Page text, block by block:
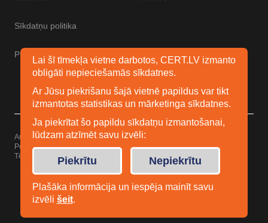
Sīkdatņu politika
Piekļūstamības paziņojums
Autortiesības © 2026 Esidrošs
Powered byWordPress
Tēma: Uku noElmastudio
Lai šī tīmekļa vietne darbotos, CERT.LV izmanto
obligāti nepieciešamās sīkdatnes.
Ar Jūsu piekrišanu šajā vietnē papildus var tikt
izmantotas statistikas un mārketinga sīkdatnes.
Ja piekrītat šo papildu sīkdatņu izmantošanai,
lūdzam atzīmēt savu izvēli:
Piekrītu Nepiekrītu
Plašāka informācija un iespēja mainīt savu
izvēli šeit.